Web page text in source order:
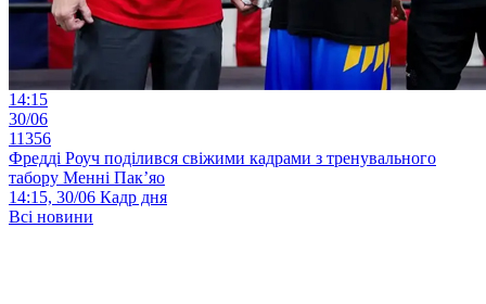
14:15
30/06
11356
Фредді Роуч поділився свіжими кадрами з тренувального
табору Менні Пак’яо
14:15, 30/06 Кадр дня
Всі новини